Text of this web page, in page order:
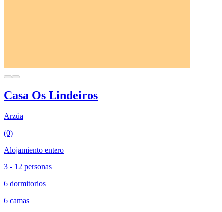
Casa Os Lindeiros
Arzúa
(0)
Alojamiento entero
3 - 12 personas
6 dormitorios
6 camas